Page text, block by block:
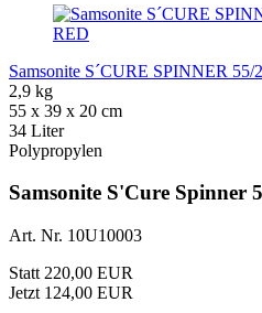
Samsonite S´CURE SPINNER
2,9 kg
55 x 39 x 20 cm
34 Liter
Polypropylen
Samsonite S'Cure Spinner
Art. Nr. 10U10003
Statt 220,00 EUR
Jetzt 124,00 EUR